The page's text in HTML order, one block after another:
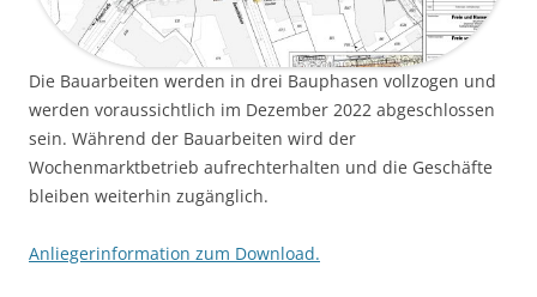
Die Bauarbeiten werden in drei Bauphasen vollzogen und
werden voraussichtlich im Dezember 2022 abgeschlossen
sein. Während der Bauarbeiten wird der
Wochenmarktbetrieb aufrechterhalten und die Geschäfte
bleiben weiterhin zugänglich.
Anliegerinformation zum Download.